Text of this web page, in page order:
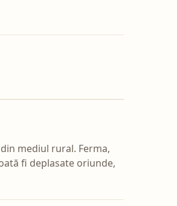
mediul rural. Ferma,
fi deplasate oriunde,